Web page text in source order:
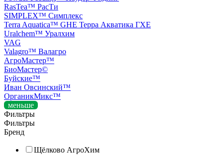
RasTea™ РасТи
SIMPLEX™ Симплекс
Terra Aquatica™ GHE Терра Акватика ГХЕ
Uralchem™ Уралхим
VAG
Valagro™ Валагро
АгроМастер™
БиоМастер©️
Буйские™
Иван Овсинский™
ОрганикМикс™
меньше
Фильтры
Фильтры
Бренд
Щёлково АгроХим